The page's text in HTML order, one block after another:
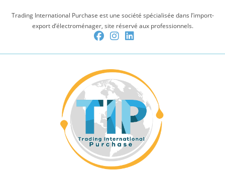
Trading International Purchase est une société spécialisée dans l’import-
export d’électroménager, site réservé aux professionnels.